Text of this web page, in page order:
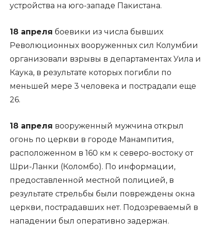
устройства на юго-западе Пакистана.
18 апреля боевики из числа бывших
Революционных вооруженных сил Колумбии
организовали взрывы в департаментах Уила и
Каука, в результате которых погибли по
меньшей мере 3 человека и пострадали еще
26.
18 апреля вооруженный мужчина открыл
огонь по церкви в городе Манампития,
расположенном в 160 км к северо-востоку от
Шри-Ланки (Коломбо). По информации,
предоставленной местной полицией, в
результате стрельбы были повреждены окна
церкви, пострадавших нет. Подозреваемый в
нападении был оперативно задержан.